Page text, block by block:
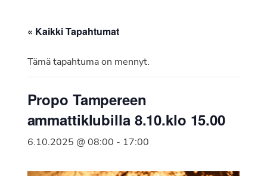
Ry
vuonna
Suomen
jäsenjärjestö.
« Kaikki Tapahtumat
Tämä tapahtuma on mennyt.
Propo Tampereen
ammattiklubilla 8.10.klo 15.00
6.10.2025 @ 08:00 - 17:00